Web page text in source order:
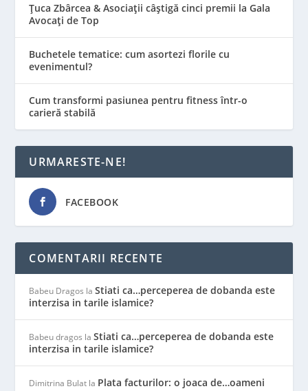
Țuca Zbârcea & Asociații câștigă cinci premii la Gala
Avocați de Top
Buchetele tematice: cum asortezi florile cu
evenimentul?
Cum transformi pasiunea pentru fitness într-o
carieră stabilă
URMARESTE-NE!
FACEBOOK
COMENTARII RECENTE
Babeu Dragos laStiati ca…perceperea de dobanda este
interzisa in tarile islamice?
Babeu dragos laStiati ca…perceperea de dobanda este
interzisa in tarile islamice?
Dimitrina Bulat la Plata facturilor: o joaca de…oameni